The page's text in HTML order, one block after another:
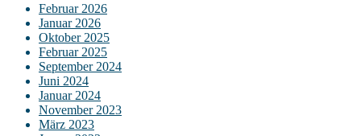
Februar 2026
Januar 2026
Oktober 2025
Februar 2025
September 2024
Juni 2024
Januar 2024
November 2023
März 2023